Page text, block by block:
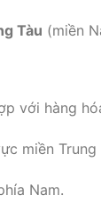
Tàu (miền
với hàng
miền Trung
Nam.